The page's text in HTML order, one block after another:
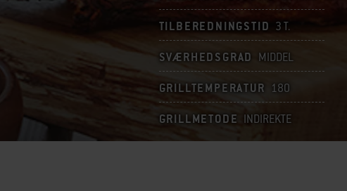
TILBEREDNINGSTID 3 T.
SVÆRHEDSGRAD MIDDEL
GRILLTEMPERATUR 180
GRILLMETODE INDIREKTE